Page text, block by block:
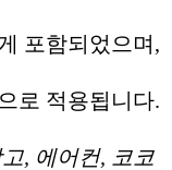
포함되었으며,
로 적용됩니다.
, 에어컨, 코코